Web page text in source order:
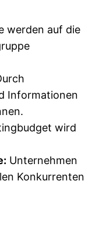
werden auf die
Informationen
wird
Unternehmen
Konkurrenten